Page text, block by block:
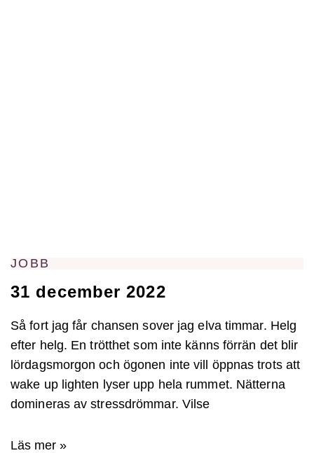
JOBB
31 december 2022
Så fort jag får chansen sover jag elva timmar. Helg
efter helg. En trötthet som inte känns förrän det blir
lördagsmorgon och ögonen inte vill öppnas trots att
wake up lighten lyser upp hela rummet. Nätterna
domineras av stressdrömmar. Vilse
Läs mer »